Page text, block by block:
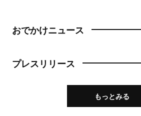
おでかけニュース
プレスリリース
もっとみる